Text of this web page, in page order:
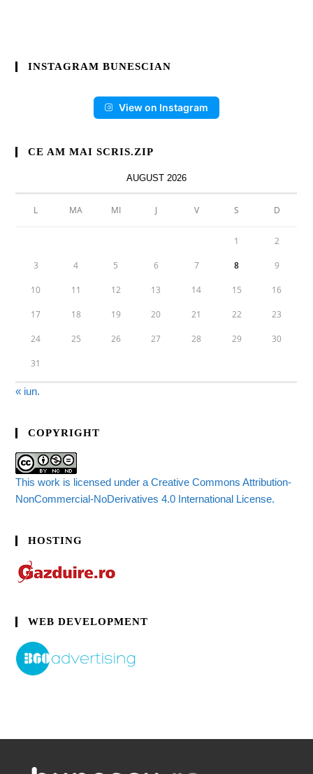
INSTAGRAM BUNESCIAN
View on Instagram
CE AM MAI SCRIS.ZIP
AUGUST 2026
L MA MI J V S D
1 2
3 4 5 6 7 8 9
10 11 12 13 14 15 16
17 18 19 20 21 22 23
24 25 26 27 28 29 30
31
« iun.
COPYRIGHT
This work is licensed under a Creative Commons Attribution-
NonCommercial-NoDerivatives 4.0 International License.
HOSTING
WEB DEVELOPMENT